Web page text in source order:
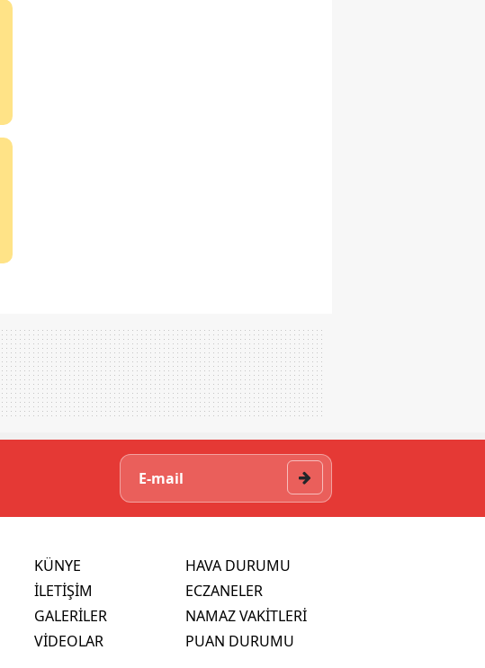
KÜNYE
İLETİŞİM
GALERİLER
VİDEOLAR
HAVA DURUMU
ECZANELER
NAMAZ VAKİTLERİ
PUAN DURUMU